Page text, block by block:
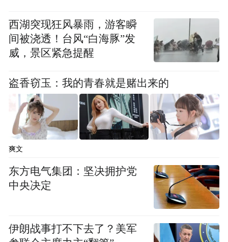
西湖突现狂风暴雨，游客瞬
间被浇透！台风“白海豚”发
威，景区紧急提醒
盗香窃玉：我的青春就是赌出来的
爽文
东方电气集团：坚决拥护党
中央决定
伊朗战事打不下去了？美军